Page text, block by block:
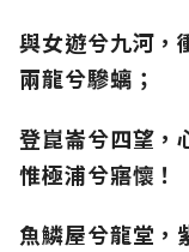
與女遊兮九河，
兩龍兮驂螭；
登崑崙兮四望，
惟極浦兮寤懷！
魚鱗屋兮龍堂，